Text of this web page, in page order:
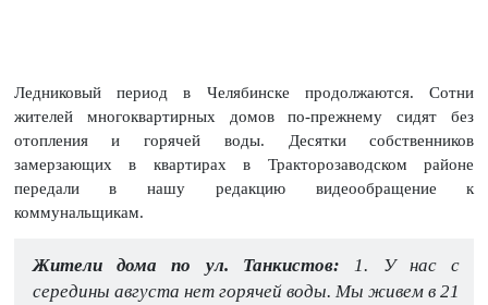
Ледниковый период в Челябинске продолжаются. Сотни
жителей многоквартирных домов по-прежнему сидят без
отопления и горячей воды. Десятки собственников
замерзающих в квартирах в Тракторозаводском районе
передали в нашу редакцию видеообращение к
коммунальщикам.
Жители дома по ул. Танкистов: 1. У нас с
середины августа нет горячей воды. Мы живем в 21